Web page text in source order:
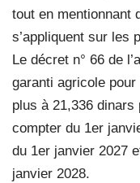
tout en mentionnant
s’appliquent sur les
Le décret n° 66 de
garanti agricole
plus à 21,336
compter du 1er
du 1er janvier 2027
janvier 2028.